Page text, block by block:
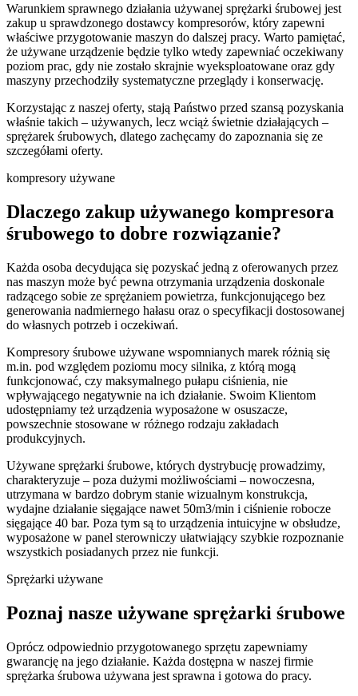
Warunkiem sprawnego działania używanej sprężarki śrubowej jest
zakup u sprawdzonego dostawcy kompresorów, który zapewni
właściwe przygotowanie maszyn do dalszej pracy. Warto pamiętać,
że używane urządzenie będzie tylko wtedy zapewniać oczekiwany
poziom prac, gdy nie zostało skrajnie wyeksploatowane oraz gdy
maszyny przechodziły systematyczne przeglądy i konserwację.
Korzystając z naszej oferty, stają Państwo przed szansą pozyskania
właśnie takich – używanych, lecz wciąż świetnie działających –
sprężarek śrubowych, dlatego zachęcamy do zapoznania się ze
szczegółami oferty.
kompresory używane
Dlaczego zakup używanego kompresora
śrubowego to dobre rozwiązanie?
Każda osoba decydująca się pozyskać jedną z oferowanych przez
nas maszyn może być pewna otrzymania urządzenia doskonale
radzącego sobie ze sprężaniem powietrza, funkcjonującego bez
generowania nadmiernego hałasu oraz o specyfikacji dostosowanej
do własnych potrzeb i oczekiwań.
Kompresory śrubowe używane wspomnianych marek różnią się
m.in. pod względem poziomu mocy silnika, z którą mogą
funkcjonować, czy maksymalnego pułapu ciśnienia, nie
wpływającego negatywnie na ich działanie. Swoim Klientom
udostępniamy też urządzenia wyposażone w osuszacze,
powszechnie stosowane w różnego rodzaju zakładach
produkcyjnych.
Używane sprężarki śrubowe, których dystrybucję prowadzimy,
charakteryzuje – poza dużymi możliwościami – nowoczesna,
utrzymana w bardzo dobrym stanie wizualnym konstrukcja,
wydajne działanie sięgające nawet 50m3/min i ciśnienie robocze
sięgające 40 bar. Poza tym są to urządzenia intuicyjne w obsłudze,
wyposażone w panel sterowniczy ułatwiający szybkie rozpoznanie
wszystkich posiadanych przez nie funkcji.
Sprężarki używane
Poznaj nasze używane sprężarki śrubowe
Oprócz odpowiednio przygotowanego sprzętu zapewniamy
gwarancję na jego działanie. Każda dostępna w naszej firmie
sprężarka śrubowa używana jest sprawna i gotowa do pracy.